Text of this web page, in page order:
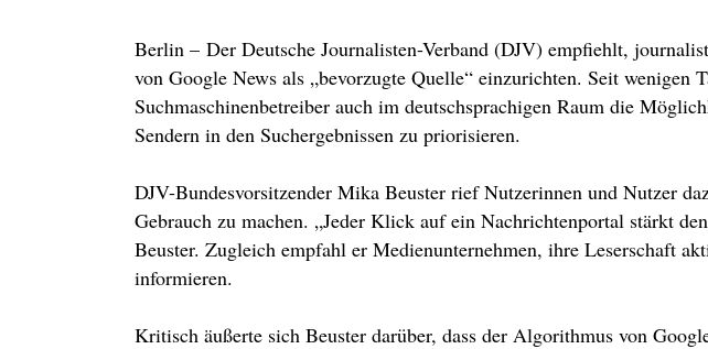
Berlin – Der Deutsche Journalisten-Verband (DJV) empfiehlt,
von Google News als „bevorzugte Quelle“ einzurichten. Seit wenigen
Suchmaschinenbetreiber auch im deutschsprachigen Raum die
Sendern in den Suchergebnissen zu priorisieren.
DJV-Bundesvorsitzender Mika Beuster rief Nutzerinnen und Nutzer
Gebrauch zu machen. „Jeder Klick auf ein Nachrichtenportal stärkt
Beuster. Zugleich empfahl er Medienunternehmen, ihre Leserschaft
informieren.
Kritisch äußerte sich Beuster darüber, dass der Algorithmus von